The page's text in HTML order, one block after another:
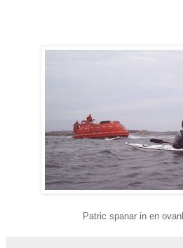
Patric spanar in en